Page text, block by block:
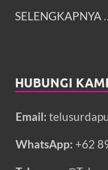
SELENGKAPNYA
HUBUNGI KAMI
Email:
WhatsApp: +62